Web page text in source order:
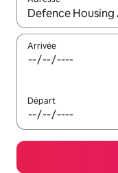
Lorsque les
Arrivée
Départ